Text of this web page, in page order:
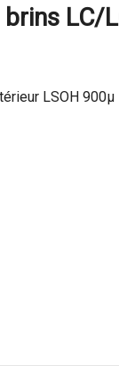
LSOH 900µ